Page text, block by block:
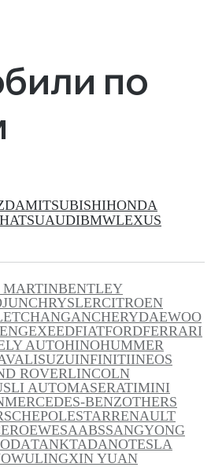
по
MITSUBISHIHONDA
AUDIBMWLEXUS
MARTINBENTLEY
CHRYSLERCITROEN
CHANGANCHERYDAEWOO
EXEEDFIATFORDFERRARI
AUTOHINOHUMMER
ISUZUINFINITIINEOS
ROVERLINCOLN
LI AUTOMASERATIMINI
MERCEDES-BENZOTHERS
POLESTARRENAULT
ROEWESAABSSANGYONG
TANKTADANOTESLA
WULINGXIN YUAN